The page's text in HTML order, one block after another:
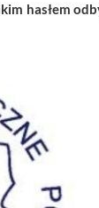
hasłem